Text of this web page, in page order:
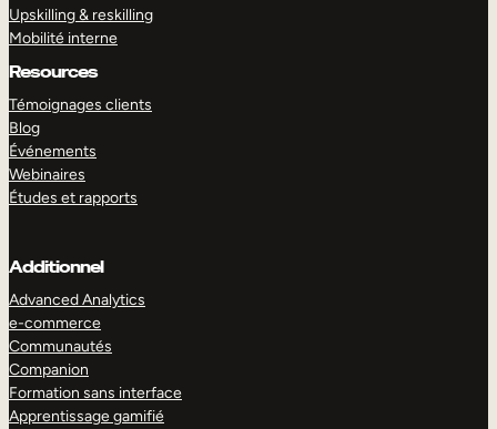
Upskilling & reskilling
Mobilité interne
Resources
Témoignages clients
Blog
Événements
Webinaires
Études et rapports
Additionnel
Advanced Analytics
e-commerce
Communautés
Companion
Formation sans interface
Apprentissage gamifié